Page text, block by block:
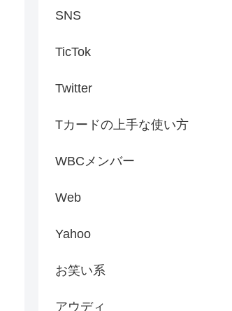
SNS
TicTok
Twitter
Tカードの上手な使い方
WBCメンバー
Web
Yahoo
お笑い系
アウディ